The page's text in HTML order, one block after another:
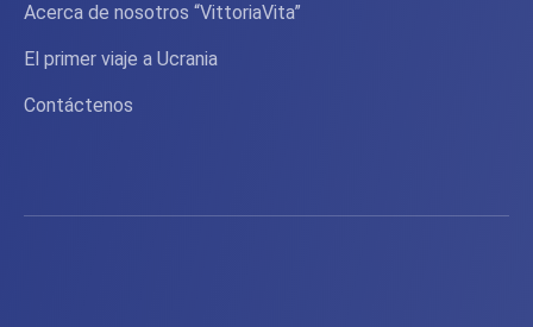
Acerca de nosotros “VittoriaVita”
El primer viaje a Ucrania
Contáctenos